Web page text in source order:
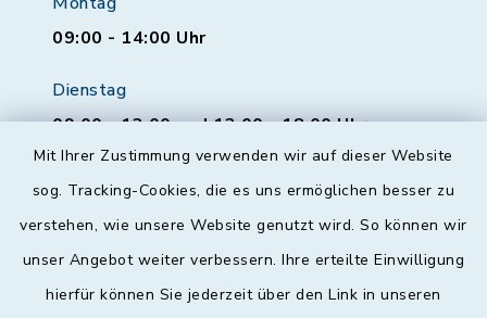
Mit Ihrer Zustimmung verwenden wir auf dieser Website
sog. Tracking-Cookies, die es uns ermöglichen besser zu
verstehen, wie unsere Website genutzt wird. So können wir
unser Angebot weiter verbessern. Ihre erteilte Einwilligung
hierfür können Sie jederzeit über den Link in unseren
09:00 - 14:00 Uhr
Dienstag
09:00 - 12:00 und 13:00 - 18:00 Uhr
Donnerstag
09:00 - 12:00 und 13:00 - 18:00 Uhr